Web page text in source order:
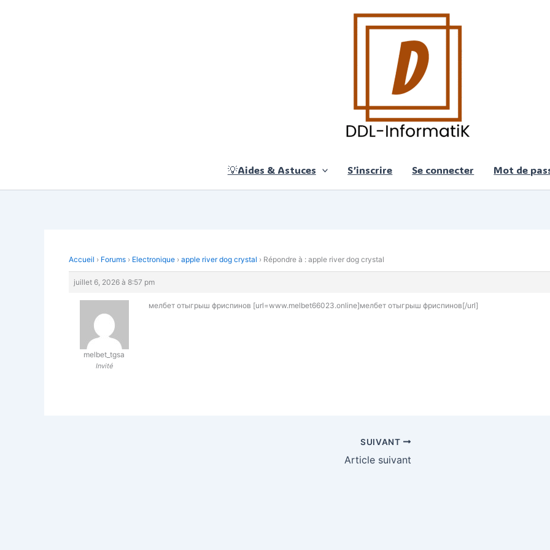
💡Aides & Astuces S’inscrire Se connecter Mot de
Accueil › Forums › Electronique › apple river dog crystal › Répondre à : apple river dog crystal
juillet 6, 2026 à 8:57 pm
melbet_tgsa
Invité
мелбет отыгрыш фриспинов [url=www.melbet66023.online]мелбет отыгрыш фриспинов[/url]
SUIVANT
Article suivant